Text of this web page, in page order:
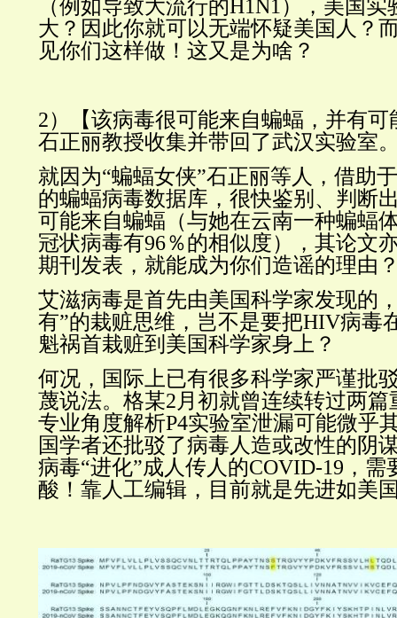
（例如导致大流行的H1N1），美国
大？因此你就可以无端怀疑美国人？
见你们这样做！这又是为啥？
2）【该病毒很可能来自蝙蝠，并有可
石正丽教授收集并带回了武汉实验室
就因为“蝙蝠女侠”石正丽等人，借助
的蝙蝠病毒数据库，很快鉴别、判断
可能来自蝙蝠（与她在云南一种蝙蝠
冠状病毒有96％的相似度）， 其论文
期刊发表 ， 就能成为你们造谣的理由
艾滋病毒是首先由美国科学家发现的
有”的栽赃思维，岂不是要把HIV病毒
魁祸首栽赃到美国科学家身上？
何况，国际上已有很多科学家严谨批
蔑说法。格某2月初就曾连续转过两
专业角度解析P4实验室泄漏可能微乎
国学者还批驳了病毒人造或改性的阴
病毒“进化”成人传人的COVID-19，需
酸！靠人工编辑，目前就是先进如美